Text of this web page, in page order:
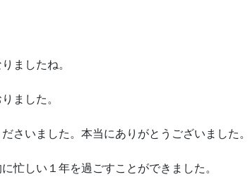
ましたね。
ました。
さいました。本当にありがとうございました。
忙しい１年を過ごすことができました。